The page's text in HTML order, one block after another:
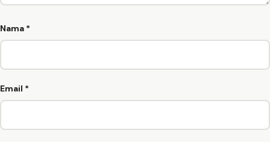
Nama *
Email *